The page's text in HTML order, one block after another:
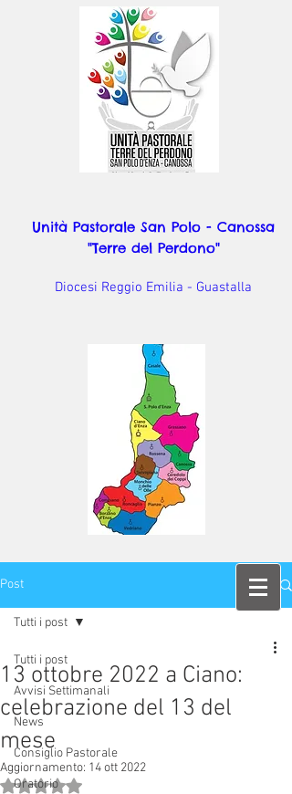
Unità Pastorale San Polo - Canossa
"Terre del Perdono"
Diocesi Reggio Emilia - Guastalla
Post
Tutti i post
Avvisi Settimanali
News
Consiglio Pastorale
Oratorio
Tutti i post
13 ottobre 2022 a Ciano:
celebrazione del 13 del
mese
Aggiornamento: 14 ott 2022
Valutazione NaN stelle su 5.